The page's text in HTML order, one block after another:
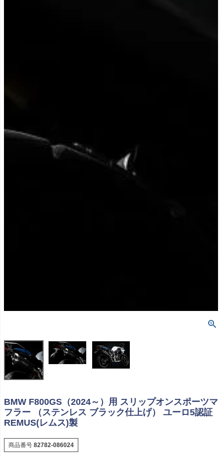
BMW F800GS（2024～）用 スリップオンスポーツマ
フラー （ステンレス ブラック仕上げ） ユーロ5認証
REMUS(レムス)製
商品番号 82782-086024